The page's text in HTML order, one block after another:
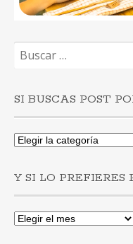
Buscar:
SI BUSCAS POST
Si
buscas
por
municipios
Y SI LO PREFIERES
Y
si